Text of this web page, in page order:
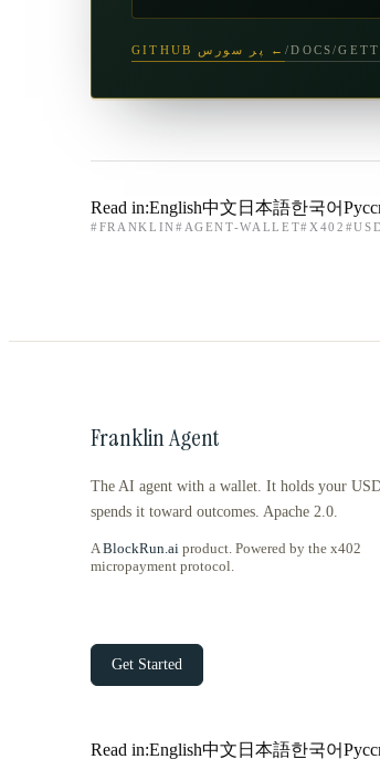
GITHUB پر سورس ←/DOCS/
Read in:English中文 日本語한국어
# FRANKLIN# AGENT-WALLET# X402 #
Franklin Agent
The AI agent with a wallet. It holds your
spends it toward outcomes. Apache 2.0.
A BlockRun.ai product. Powered by the x402
micropayment protocol.
Get Started
Read in:English中文 日本語한국어